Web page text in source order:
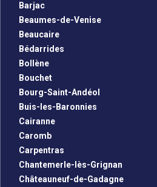
Barjac
Beaumes-de-Venise
Beaucaire
Bédarrides
Bollène
Bouchet
Bourg-Saint-Andéol
Buis-les-Baronnies
Cairanne
Caromb
Carpentras
Chantemerle-lès-Grignan
Châteauneuf-de-Gadagne